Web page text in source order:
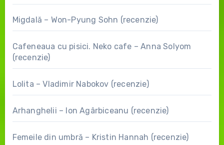
Migdală – Won-Pyung Sohn (recenzie)
Cafeneaua cu pisici. Neko cafe – Anna Solyom
(recenzie)
Lolita – Vladimir Nabokov (recenzie)
Arhanghelii – Ion Agârbiceanu (recenzie)
Femeile din umbră – Kristin Hannah (recenzie)